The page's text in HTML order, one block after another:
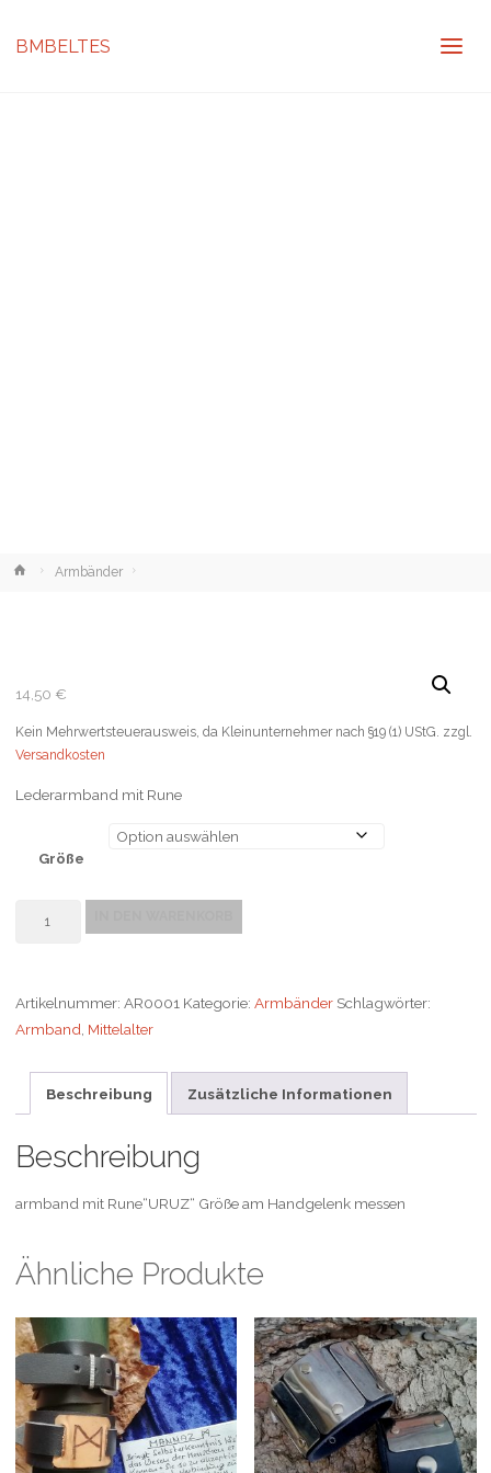
BMBELTES
HomeArmbänder
14,50 €
Kein Mehrwertsteuerausweis, da Kleinunternehmer nach §19 (1) UStG. zzgl.
Versandkosten
Lederarmband mit Rune
Größe
Artikelnummer: AR0001 Kategorie: Armbänder Schlagwörter:
Armband Mittelalter
Beschreibung Zusätzliche Informationen
Beschreibung
armband mit Rune“URUZ“ Größe am Handgelenk messen
Ähnliche Produkte